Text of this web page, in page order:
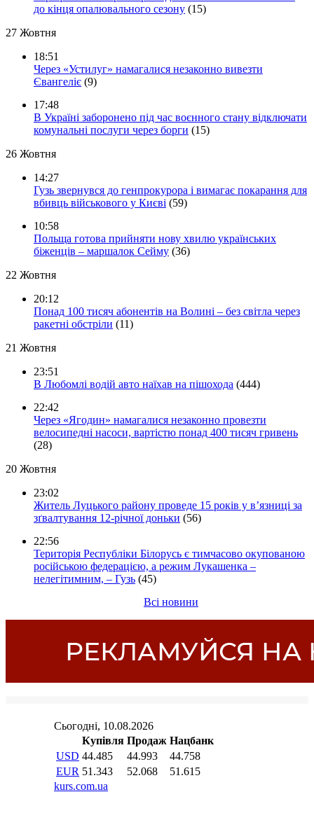
до кінця опалювального сезону (15)
27 Жовтня
18:51
Через «Устилуг» намагалися незаконно вивезти
Євангеліє (9)
17:48
В Україні заборонено під час воєнного стану відключати
комунальні послуги через борги (15)
26 Жовтня
14:27
Гузь звернувся до генпрокурора і вимагає покарання для
вбивць військового у Києві (59)
10:58
Польща готова прийняти нову хвилю українських
біженців – маршалок Сейму (36)
22 Жовтня
20:12
Понад 100 тисяч абонентів на Волині – без світла через
ракетні обстріли (11)
21 Жовтня
23:51
В Любомлі водій авто наїхав на пішохода (444)
22:42
Через «Ягодин» намагалися незаконно провезти
велосипедні насоси, вартістю понад 400 тисяч гривень
(28)
20 Жовтня
23:02
Житель Луцького району проведе 15 років у в’язниці за
зґвалтування 12-річної доньки (56)
22:56
Територія Республіки Білорусь є тимчасово окупованою
російською федерацією, а режим Лукашенка –
нелегітимним, – Гузь (45)
Всі новини